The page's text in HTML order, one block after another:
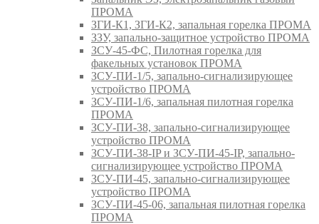
ПРОМА
ЗГИ-К1, ЗГИ-К2, запальная горелка ПРОМА
ЗЗУ, запально-защитное устройство ПРОМА
ЗСУ-45-ФС, Пилотная горелка для
факельных установок ПРОМА
ЗСУ-ПИ-1/5, запально-сигнализирующее
устройство ПРОМА
ЗСУ-ПИ-1/6, запальная пилотная горелка
ПРОМА
ЗСУ-ПИ-38, запально-сигнализирующее
устройство ПРОМА
ЗСУ-ПИ-38-IP и ЗСУ-ПИ-45-IP, запально-
сигнализирующее устройство ПРОМА
ЗСУ-ПИ-45, запально-сигнализирующее
устройство ПРОМА
ЗСУ-ПИ-45-06, запальная пилотная горелка
ПРОМА